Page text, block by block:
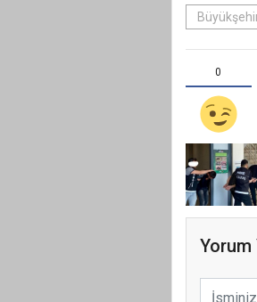
0
Yorum